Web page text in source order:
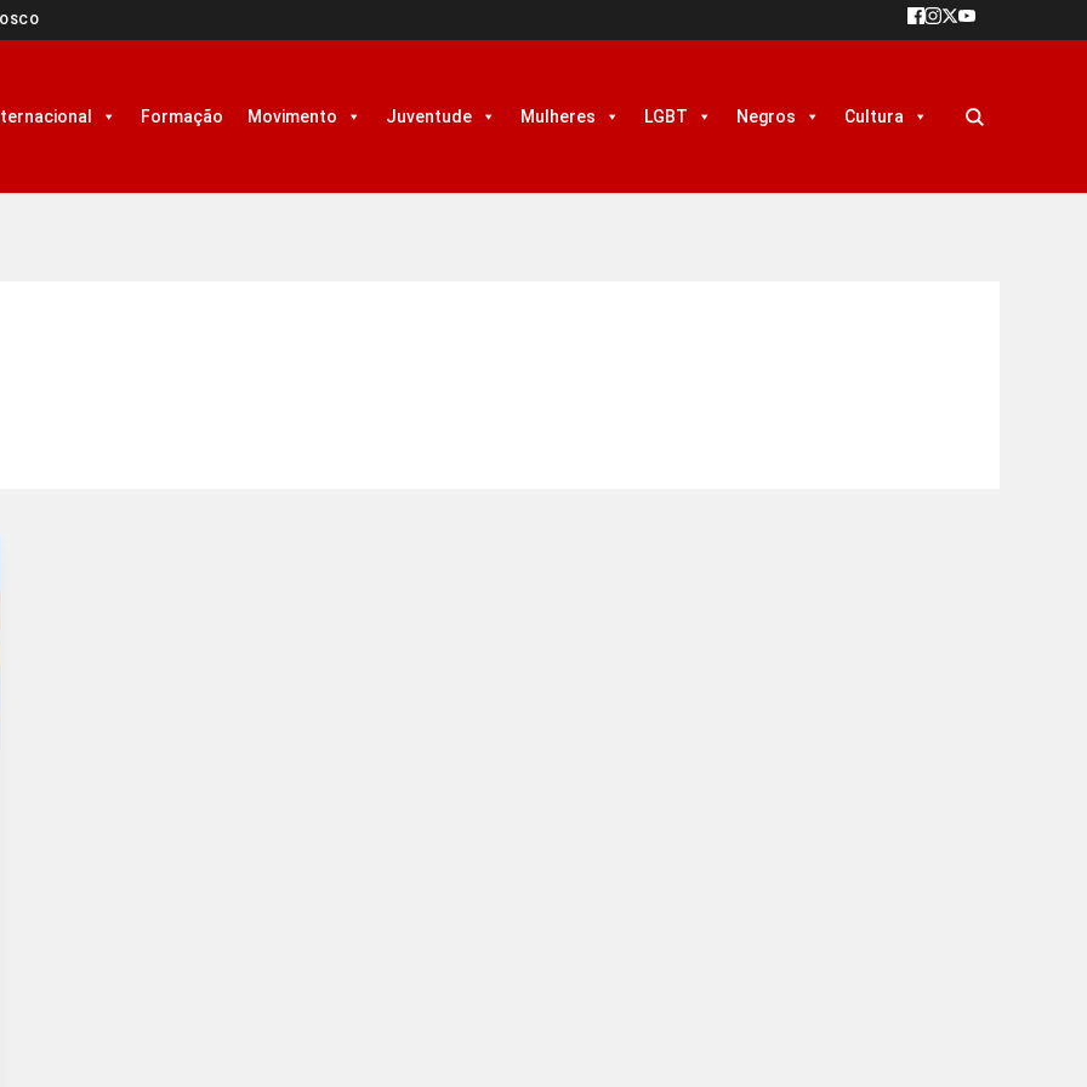
Formação Movimento Juventude Mulheres LGBT Negros Cultura